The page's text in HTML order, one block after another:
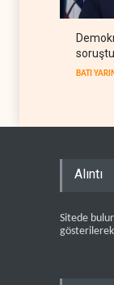
BATI
Alıntı
Sitede
gösterilerek